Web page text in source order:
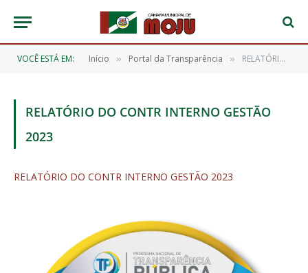
VOCÊ ESTÁ EM: Início » Portal da Transparência » RELATÓRIO DO CONTR INTERNO GESTÃO 2023
RELATÓRIO DO CONTR INTERNO GESTÃO
2023
RELATÓRIO DO CONTR INTERNO GESTÃO 2023